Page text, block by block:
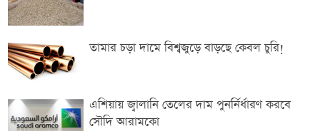
তামার চড়া দামে বিশ্বজুড়ে বাড়ছে কেবল চুরি!
এশিয়ায় জ্বালানি তেলের দাম পুনর্নির্ধারণ করবে
সৌদি আরামকো